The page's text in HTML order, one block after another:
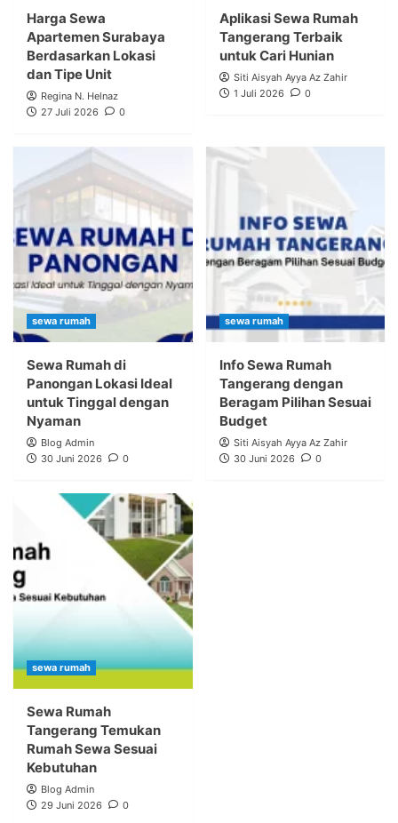
Harga Sewa
Apartemen Surabaya
Berdasarkan Lokasi
dan Tipe Unit
Regina N. Helnaz
27 Juli 2026
0
Aplikasi Sewa Rumah
Tangerang Terbaik
untuk Cari Hunian
Siti Aisyah Ayya Az Zahir
1 Juli 2026
0
sewa rumah
Sewa Rumah di
Panongan Lokasi Ideal
untuk Tinggal dengan
Nyaman
Blog Admin
30 Juni 2026
0
sewa rumah
Info Sewa Rumah
Tangerang dengan
Beragam Pilihan Sesuai
Budget
Siti Aisyah Ayya Az Zahir
30 Juni 2026
0
sewa rumah
Sewa Rumah
Tangerang Temukan
Rumah Sewa Sesuai
Kebutuhan
Blog Admin
29 Juni 2026
0